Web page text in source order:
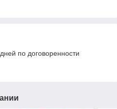
по договоренности